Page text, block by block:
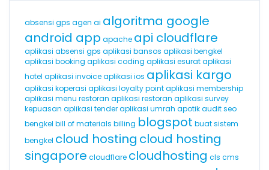
absensi gps agen ai algoritma google
android app apache api cloudflare
aplikasi absensi gps aplikasi bansos aplikasi bengkel
aplikasi booking aplikasi coding aplikasi esurataplikasi
hotel aplikasi invoiceaplikasi ios aplikasi kargo
aplikasi koperasi aplikasi loyalty pointaplikasi membership
aplikasi menu restoran aplikasi restoran aplikasi survey
kepuasan aplikasi tenderaplikasi umrah apotikaudit seo
bengkel bill of materials billing blogspot buat sistem
bengkel cloud hosting cloud hosting
singapore cloudflare cloudhosting cls cms